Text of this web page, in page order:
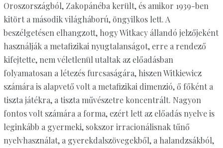
Oroszországból, Zakopánéba került, és amikor 1939-ben
kitört a második világháború, öngyilkos lett. A
beszélgetésen elhangzott, hogy Witkacy állandó jelzőjeként
használják a metafizikai nyugtalanságot, erre a rendező
kifejtette, nem véletlenül utaltak az előadásban
folyamatosan a létezés furcsaságára, hiszen Witkiewicz
számára is alapvető volt a metafizikai dimenzió, ő főként a
tiszta játékra, a tiszta művészetre koncentrált. Nagyon
fontos volt számára a forma, ezért lett az előadás nyelve is
leginkább a gyermeki, sokszor irracionálisnak tűnő
nyelvhasználat, a gyerekdalszövegekből, a halandzsákból,